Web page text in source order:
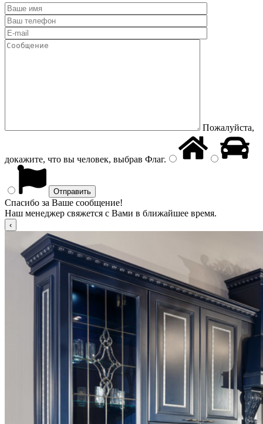
Пожалуйста,
докажите, что вы человек, выбрав Флаг.
Спасибо за Ваше сообщение!
Наш менеджер свяжется с Вами в ближайшее время.